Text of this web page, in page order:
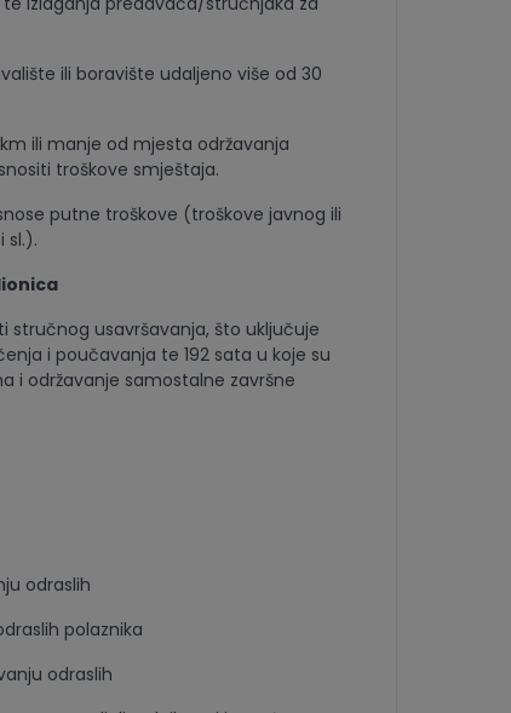
ili boravište udaljeno više od 30
ili manje od mjesta održavanja
troškove smještaja.
putne troškove (troškove javnog ili
sl.).
stručnog usavršavanja, što uključuje
i poučavanja te 192 sata u koje su
i održavanje samostalne završne
odraslih
polaznika
odraslih